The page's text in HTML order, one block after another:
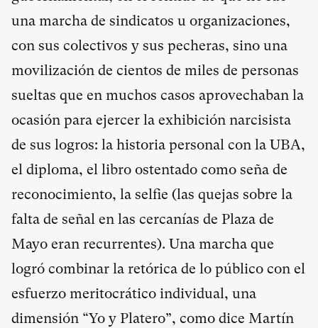
una marcha de sindicatos u organizaciones,
con sus colectivos y sus pecheras, sino una
movilización de cientos de miles de personas
sueltas que en muchos casos aprovechaban la
ocasión para ejercer la exhibición narcisista
de sus logros: la historia personal con la UBA,
el diploma, el libro ostentado como seña de
reconocimiento, la selfie (las quejas sobre la
falta de señal en las cercanías de Plaza de
Mayo eran recurrentes). Una marcha que
logró combinar la retórica de lo público con el
esfuerzo meritocrático individual, una
dimensión “Yo y Platero”, como dice Martín